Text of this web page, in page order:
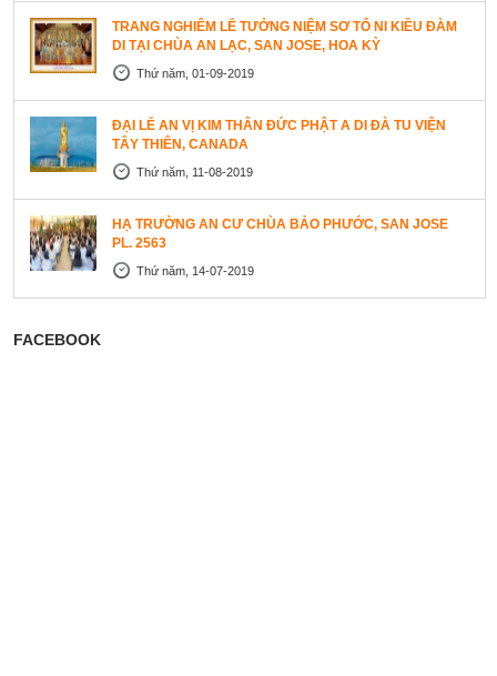
TRANG NGHIÊM LỄ TƯỞNG NIỆM SƠ TỔ NI KIỀU ĐÀM
DI TẠI CHÙA AN LẠC, SAN JOSE, HOA KỲ
Thứ năm, 01-09-2019
ĐẠI LỄ AN VỊ KIM THÂN ĐỨC PHẬT A DI ĐÀ TU VIỆN
TÂY THIÊN, CANADA
Thứ năm, 11-08-2019
HẠ TRƯỜNG AN CƯ CHÙA BẢO PHƯỚC, SAN JOSE
PL. 2563
Thứ năm, 14-07-2019
FACEBOOK